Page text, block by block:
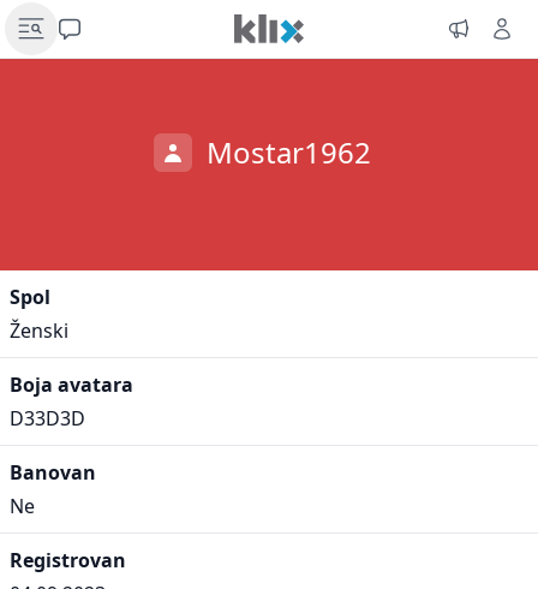
Mostar1962
Spol
Ženski
Boja avatara
D33D3D
Banovan
Ne
Registrovan